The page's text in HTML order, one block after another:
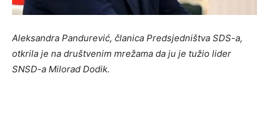
Aleksandra Pandurević, članica Predsjedništva SDS-a,
otkrila je na društvenim mrežama da ju je tužio lider
SNSD-a Milorad Dodik.